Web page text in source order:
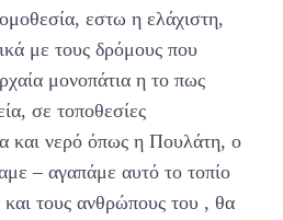
εστω η ελάχιστη,
με τους δρόμους που
μονοπάτια η το πως
σε τοποθεσίες
και νερό όπως η Πουλάτη, ο
– αγαπάμε αυτό το τοπίο
και τους ανθρώπους του , θα